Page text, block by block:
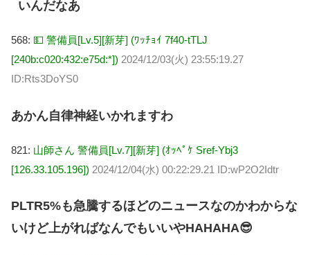
いんだなあ
568: 💵 警備員[Lv.5][新芽] (ﾜｯﾁｮｲ 7f40-tTLJ
[240b:c020:432:e75d:*]) 2024/12/03(火) 23:55:19.27
ID:Rts3DoYS0
あかん自律神経いかれますわ
821: 山師さん 警備員[Lv.7][新芽] (ｵｯﾍﾟｹ Sref-Ybj3
[126.33.105.196]) 2024/12/04(水) 00:22:29.21 ID:wP2O2Idtr
PLTR5%も急騰するほどのニュースなのかわからな
いけど上がればなんでもいいやHAHAHA😎